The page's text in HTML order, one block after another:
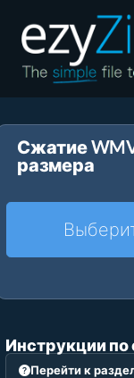
Pаспаковывайте
Другие
Сжатие
размера
Инструкции
Перейти к